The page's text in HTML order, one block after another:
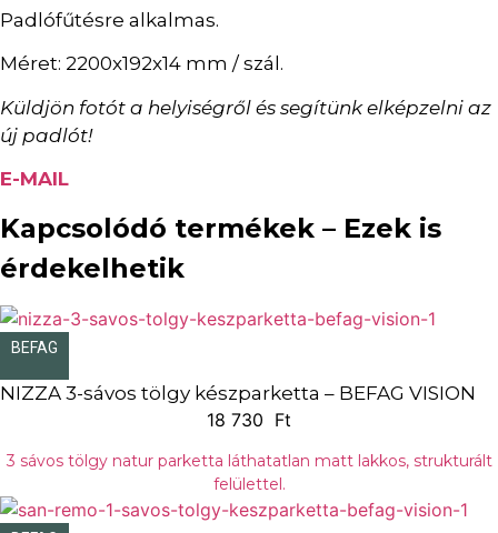
Padlófűtésre alkalmas.
Méret: 2200x192x14 mm / szál.
Küldjön fotót a helyiségről és segítünk elképzelni az
új padlót!
E-MAIL
Kapcsolódó termékek – Ezek is
érdekelhetik
BEFAG
NIZZA 3-sávos tölgy készparketta – BEFAG VISION
18 730 Ft
3 sávos tölgy natur parketta láthatatlan matt lakkos, strukturált
felülettel.